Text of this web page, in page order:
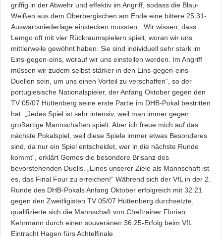
griffig in der Abwehr und effektiv im Angriff, sodass die Blau-
Weißen aus dem Oberbergischen am Ende eine bittere 25:31-
Auswärtsniederlage einstecken mussten. „Wir wissen, dass
Lemgo oft mit vier Rückraumspielern spielt, woran wir uns
mittlerweile gewöhnt haben. Sie sind individuell sehr stark im
Eins-gegen-eins, worauf wir uns einstellen werden. Im Angriff
müssen wir zudem selbst stärker in den Eins-gegen-eins-
Duellen sein, um uns einen Vorteil zu verschaffen“, so der
portugiesische Nationalspieler, der Anfang Oktober gegen den
TV 05/07 Hüttenberg seine erste Partie im DHB-Pokal bestritten
hat. „Jedes Spiel ist sehr intensiv, weil man immer gegen
großartige Mannschaften spielt. Aber ich freue mich auf das
nächste Pokalspiel, weil diese Spiele immer etwas Besonderes
sind, da nur ein Spiel entscheidet, wer in die nächste Runde
kommt“, erklärt Gomes die besondere Brisanz des
bevorstehenden Duells. „Eines unserer Ziele als Mannschaft ist
es, das Final Four zu erreichen!“ Während sich der VfL in der 2.
Runde des DHB-Pokals Anfang Oktober erfolgreich mit 32:21
gegen den Zweitligisten TV 05/07 Hüttenberg durchsetzte,
qualifizierte sich die Mannschaft von Cheftrainer Florian
Kehrmann durch einen souveränen 36:25-Erfolg beim VfL
Eintracht Hagen fürs Achtelfinale.